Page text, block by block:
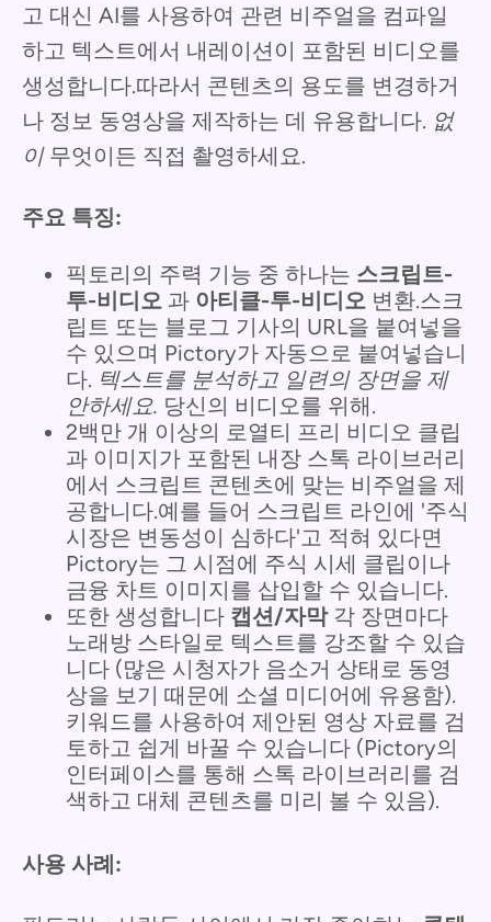
고 대신 AI를 사용하여 관련 비주얼을 컴파일
하고 텍스트에서 내레이션이 포함된 비디오를
생성합니다.따라서 콘텐츠의 용도를 변경하거
나 정보 동영상을 제작하는 데 유용합니다. 없
이무엇이든 직접 촬영하세요.
주요 특징:
픽토리의 주력 기능 중 하나는 스크립트-
투-비디오 과 아티클-투-비디오 변환.스크
립트 또는 블로그 기사의 URL을 붙여넣을
수 있으며 Pictory가 자동으로 붙여넣습니
다. 텍스트를 분석하고 일련의 장면을 제
안하세요. 당신의 비디오를 위해.
2백만 개 이상의 로열티 프리 비디오 클립
과 이미지가 포함된 내장 스톡 라이브러리
에서 스크립트 콘텐츠에 맞는 비주얼을 제
공합니다.예를 들어 스크립트 라인에 '주식
시장은 변동성이 심하다'고 적혀 있다면
Pictory는 그 시점에 주식 시세 클립이나
금융 차트 이미지를 삽입할 수 있습니다.
또한 생성합니다 캡션/자막각 장면마다
노래방 스타일로 텍스트를 강조할 수 있습
니다 (많은 시청자가 음소거 상태로 동영
상을 보기 때문에 소셜 미디어에 유용함).
키워드를 사용하여 제안된 영상 자료를 검
토하고 쉽게 바꿀 수 있습니다 (Pictory의
인터페이스를 통해 스톡 라이브러리를 검
색하고 대체 콘텐츠를 미리 볼 수 있음).
사용 사례: